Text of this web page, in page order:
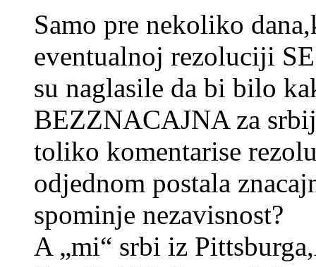
Samo pre nekoliko
eventualnoj rezoluciji
su naglasile da bi bilo
BEZZNACAJNA za
toliko komentarise
odjednom postala
spominje nezavisnost?
A „mi“ srbi iz